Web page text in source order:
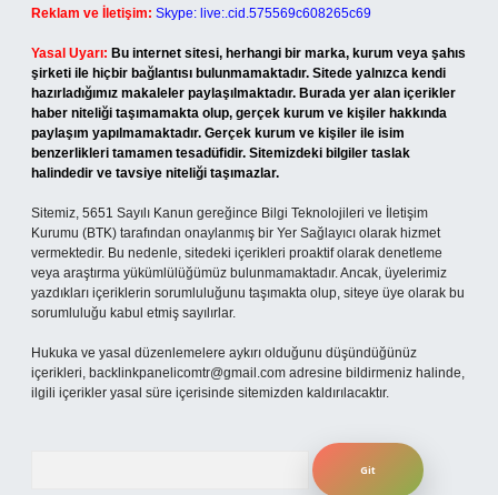
Reklam ve İletişim: Skype: live:.cid.575569c608265c69
Yasal Uyarı: Bu internet sitesi, herhangi bir marka, kurum veya şahıs
şirketi ile hiçbir bağlantısı bulunmamaktadır. Sitede yalnızca kendi
hazırladığımız makaleler paylaşılmaktadır. Burada yer alan içerikler
haber niteliği taşımamakta olup, gerçek kurum ve kişiler hakkında
paylaşım yapılmamaktadır. Gerçek kurum ve kişiler ile isim
benzerlikleri tamamen tesadüfidir. Sitemizdeki bilgiler taslak
halindedir ve tavsiye niteliği taşımazlar.
Sitemiz, 5651 Sayılı Kanun gereğince Bilgi Teknolojileri ve İletişim
Kurumu (BTK) tarafından onaylanmış bir Yer Sağlayıcı olarak hizmet
vermektedir. Bu nedenle, sitedeki içerikleri proaktif olarak denetleme
veya araştırma yükümlülüğümüz bulunmamaktadır. Ancak, üyelerimiz
yazdıkları içeriklerin sorumluluğunu taşımakta olup, siteye üye olarak bu
sorumluluğu kabul etmiş sayılırlar.
Hukuka ve yasal düzenlemelere aykırı olduğunu düşündüğünüz
içerikleri, backlinkpanelicomtr@gmail.com adresine bildirmeniz halinde,
ilgili içerikler yasal süre içerisinde sitemizden kaldırılacaktır.